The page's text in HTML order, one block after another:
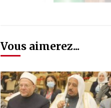
Vous aimerez...